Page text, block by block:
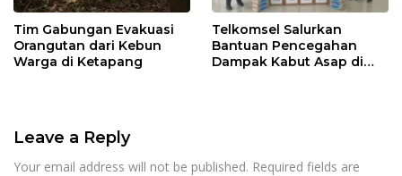
Tim Gabungan Evakuasi
Orangutan dari Kebun
Warga di Ketapang
Telkomsel Salurkan
Bantuan Pencegahan
Dampak Kabut Asap di
Leave a Reply
Your email address will not be published. Required fields are